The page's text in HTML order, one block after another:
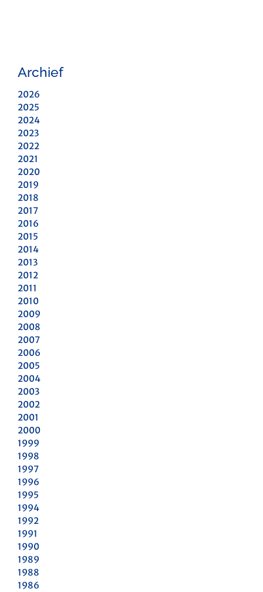
Archief
2026
2025
2024
2023
2022
2021
2020
2019
2018
2017
2016
2015
2014
2013
2012
2011
2010
2009
2008
2007
2006
2005
2004
2003
2002
2001
2000
1999
1998
1997
1996
1995
1994
1992
1991
1990
1989
1988
1986